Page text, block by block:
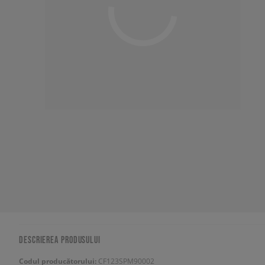
DESCRIEREA PRODUSULUI
Codul producătorului: CF123SPM90002